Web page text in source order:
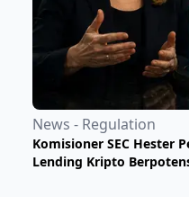
News - Regulation
Komisioner SEC Hester
Lending Kripto